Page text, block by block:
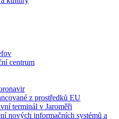
centrum
z prostředků EU
terminál v Jaroměři
nových informačních systémů a